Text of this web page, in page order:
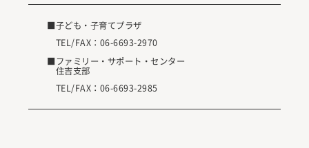
■子ども・子育てプラザ
TEL/FAX： 06-6693-2970
■ファミリー・サポート・センター
住吉支部
TEL/FAX： 06-6693-2985